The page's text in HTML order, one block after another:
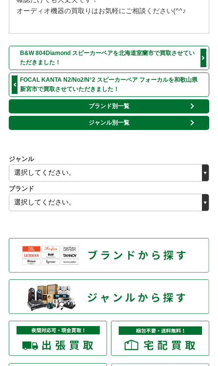
ジャンル
ブランド
オーディオ機器の買取りはお気軽にご相談ください(^^♪
B&W 804Diamond スピーカーペアを北海道室蘭市で買取させてい
ただきました！
FOCAL KANTA N2/No2/N°2 スピーカーペア フォーカルを和歌山県
新宮市で買取させていただきました！
ブランド別一覧
ジャンル別一覧